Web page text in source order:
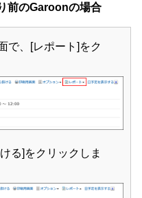
前のGaroonの場合
で、[レポート]をク
る]をクリックしま